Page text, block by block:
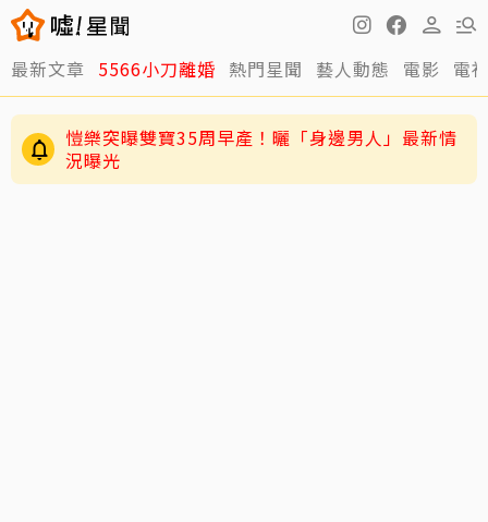
最新文章 5566小刀離婚 熱門星聞 藝人動態 電影 電
愷樂突曝雙寶35周早產！曬「身邊男人」最新情
況曝光